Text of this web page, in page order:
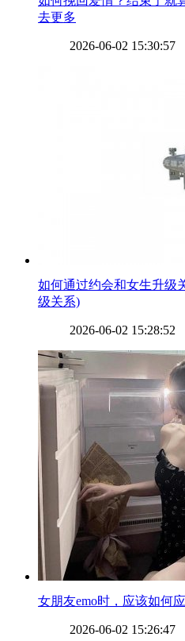
去更多
2026-06-02 15:30:57
如何通过约会和女生升级
级关系)
2026-06-02 15:28:52
女朋友emo时，应该如何
2026-06-02 15:26:47